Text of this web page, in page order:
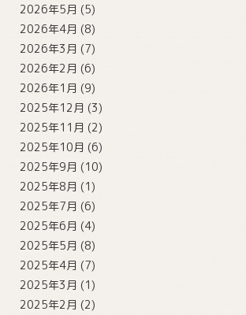
2026年5月 (5)
2026年4月 (8)
2026年3月 (7)
2026年2月 (6)
2026年1月 (9)
2025年12月 (3)
2025年11月 (2)
2025年10月 (6)
2025年9月 (10)
2025年8月 (1)
2025年7月 (6)
2025年6月 (4)
2025年5月 (8)
2025年4月 (7)
2025年3月 (1)
2025年2月 (2)